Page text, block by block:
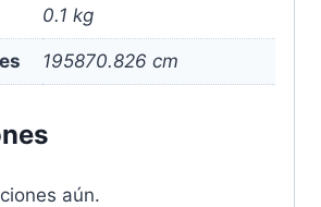
0.1 kg
195870.826 cm
aún.